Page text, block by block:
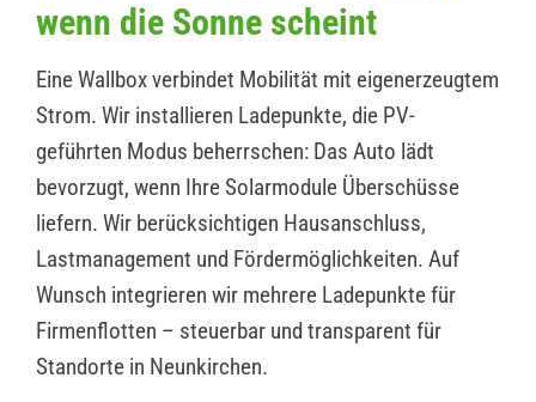
wenn die Sonne scheint
Eine Wallbox verbindet Mobilität mit eigenerzeugtem
Strom. Wir installieren Ladepunkte, die PV-
geführten Modus beherrschen: Das Auto lädt
bevorzugt, wenn Ihre Solarmodule Überschüsse
liefern. Wir berücksichtigen Hausanschluss,
Lastmanagement und Fördermöglichkeiten. Auf
Wunsch integrieren wir mehrere Ladepunkte für
Firmenflotten – steuerbar und transparent für
Standorte in Neunkirchen.